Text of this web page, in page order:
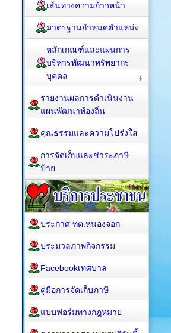
เส้นทางความก้าวหน้า
มาตรฐานกำหนดตำแหน่ง
หลักเกณฑ์และแผนการ
บริหารพัฒนาทรัพยากร
บุคคล
รายงานผลการดำเนินงาน
แผนพัฒนาท้องถิ่น
คุณธรรมและความโปร่งใส
การจัดเก็บและชำระภาษี
ป้าย
ประกาศ ทต.หนองจอก
ประมวลภาพกิจกรรม
Facebookเทศบาล
คู่มือการจัดเก็บภาษี
แบบฟอร์มทางกฎหมาย